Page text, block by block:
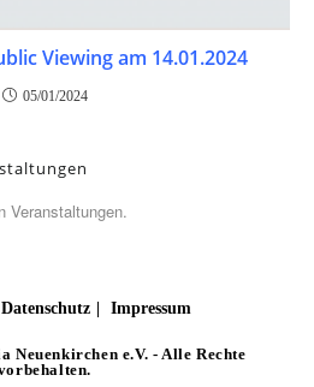
Viewing am 14.01.2024
05/01/2024
Veranstaltungen.
Datenschutz Impressum
Neuenkirchen e.V. - Alle Rechte